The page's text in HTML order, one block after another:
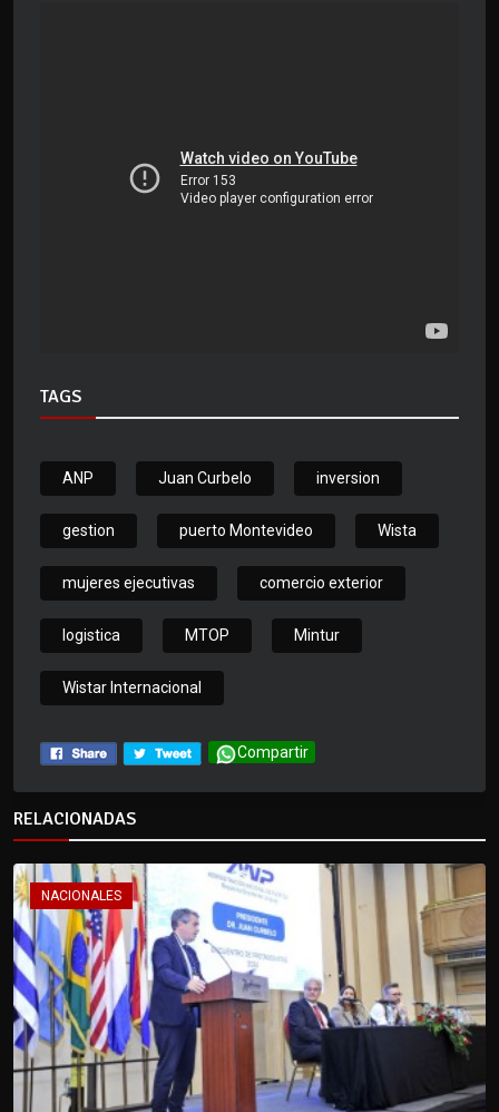
TAGS
ANP Juan Curbelo inversion
gestion puerto Montevideo Wista
mujeres ejecutivas comercio exterior
logistica MTOP Mintur
Wistar Internacional
Compartir
RELACIONADAS
NACIONALES